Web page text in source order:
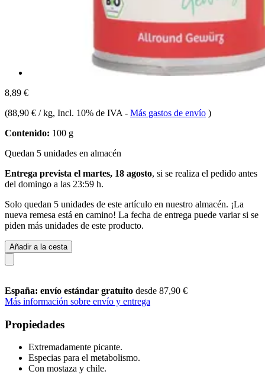
8,89 €
(88,90 € / kg, Incl. 10% de IVA - Más gastos de envío )
Contenido: 100 g
Quedan 5 unidades en almacén
Entrega prevista el martes, 18 agosto, si se realiza el pedido antes
del domingo a las 23:59 h.
Solo quedan 5 unidades de este artículo en nuestro almacén. ¡La
nueva remesa está en camino! La fecha de entrega puede variar si se
piden más unidades de este producto.
Añadir a la cesta
España: envío estándar gratuito desde 87,90 €
Más información sobre envío y entrega
Propiedades
Extremadamente picante.
Especias para el metabolismo.
Con mostaza y chile.